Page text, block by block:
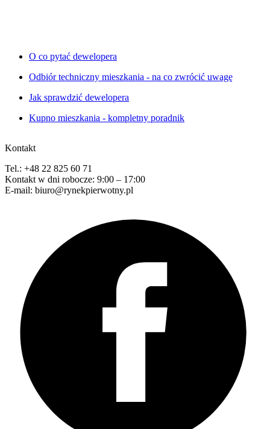
O co pytać dewelopera
Odbiór techniczny mieszkania - na co zwrócić uwagę
Jak sprawdzić dewelopera
Kupno mieszkania - kompletny poradnik
Kontakt
Tel.: +48 22 825 60 71
Kontakt w dni robocze: 9:00 – 17:00
E-mail: biuro@rynekpierwotny.pl